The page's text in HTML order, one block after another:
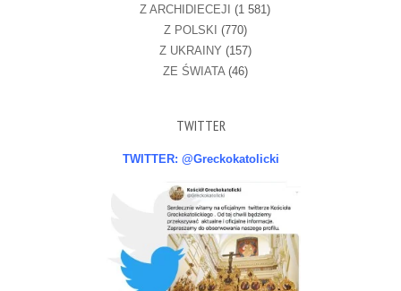
Z ARCHIDIECEJI (1 581)
Z POLSKI (770)
Z UKRAINY (157)
ZE ŚWIATA(46)
TWITTER
TWITTER: @Greckokatolicki